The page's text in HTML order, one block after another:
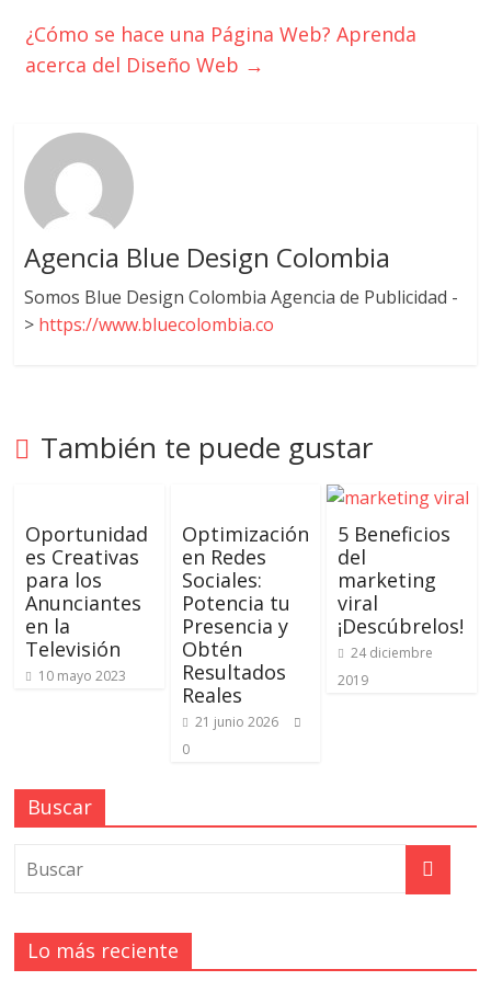
¿Cómo se hace una Página Web? Aprenda
acerca del Diseño Web →
Agencia Blue Design Colombia
Somos Blue Design Colombia Agencia de Publicidad -
> https://www.bluecolombia.co
También te puede gustar
Oportunidad
es Creativas
para los
Anunciantes
en la
Televisión
10 mayo 2023
Optimización
en Redes
Sociales:
Potencia tu
Presencia y
Obtén
Resultados
Reales
21 junio 2026
0
5 Beneficios
del
marketing
viral
¡Descúbrelos!
24 diciembre
2019
Buscar
Lo más reciente